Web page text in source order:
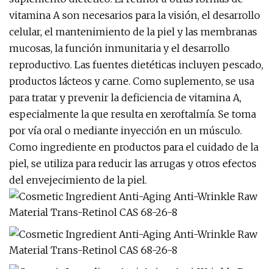
vitamina A son necesarios para la visión, el desarrollo
celular, el mantenimiento de la piel y las membranas
mucosas, la función inmunitaria y el desarrollo
reproductivo. Las fuentes dietéticas incluyen pescado,
productos lácteos y carne. Como suplemento, se usa
para tratar y prevenir la deficiencia de vitamina A,
especialmente la que resulta en xeroftalmía. Se toma
por vía oral o mediante inyección en un músculo.
Como ingrediente en productos para el cuidado de la
piel, se utiliza para reducir las arrugas y otros efectos
del envejecimiento de la piel.